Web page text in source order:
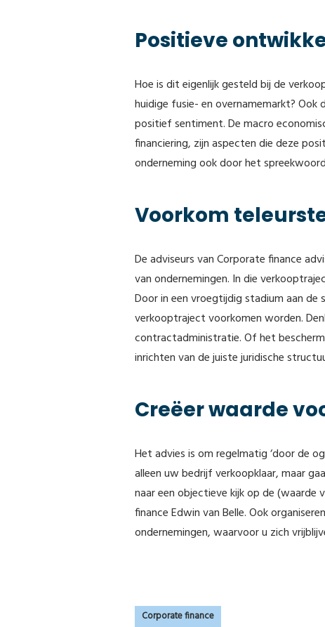
Positieve
Hoe is dit eigenlijk gesteld bij de
huidige fusie- en overnamemarkt?
positief sentiment. De macro
financiering, zijn aspecten die deze
onderneming ook door het
Voorkom
De adviseurs van Corporate finance
van ondernemingen. In die
Door in een vroegtijdig stadium aan
verkooptraject voorkomen worden.
contractadministratie. Of het
inrichten van de juiste juridische
Creëer waarde
Het advies is om regelmatig ‘door de
alleen uw bedrijf verkoopklaar, maar
naar een objectieve kijk op de
finance Edwin van Belle. Ook
ondernemingen, waarvoor u zich
Corporate finance